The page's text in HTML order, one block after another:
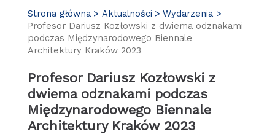
Strona główna Aktualności
Wydarzenia
Profesor Dariusz Kozłowski z dwiema odznakami
podczas Międzynarodowego Biennale
Architektury Kraków 2023
Profesor Dariusz Kozłowski z
dwiema odznakami podczas
Międzynarodowego Biennale
Architektury Kraków 2023